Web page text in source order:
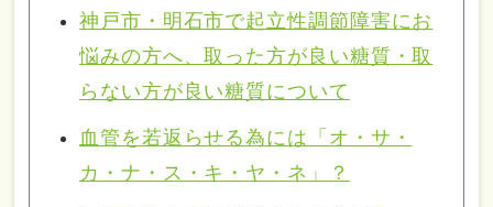
神戸市・明石市で起立性調節障害にお
悩みの方へ、取った方が良い糖質・取
らない方が良い糖質について
血管を若返らせる為には「オ・サ・
カ・ナ・ス・キ・ヤ・ネ」？